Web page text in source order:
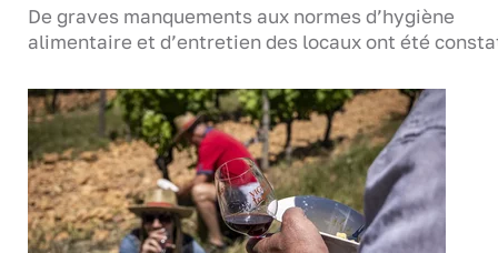
De graves manquements aux normes d’hygiène
alimentaire et d’entretien des locaux ont été